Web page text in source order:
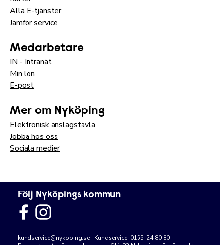
Alla E-tjänster
Jämför service
Medarbetare
IN - Intranät
Min lön
E-post
Mer om Nyköping
Elektronisk anslagstavla
Jobba hos oss
Sociala medier
Följ Nyköpings kommun
kundservice@nykoping.se | Kundservice: 0155-24 80 80 |